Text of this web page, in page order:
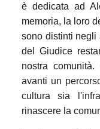
è dedicata ad
memoria, la loro
sono distinti negli
del Giudice
nostra comunità.
avanti un
cultura sia
rinascere la